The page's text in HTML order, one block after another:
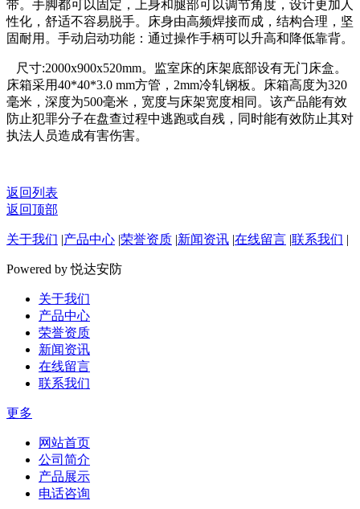
带。手脚都可以固定，上身和腿部可以调节角度，设计更加人
性化，舒适不容易脱手。床身由高频焊接而成，结构合理，坚
固耐用。手动启动功能：通过操作手柄可以升高和降低靠背。
尺寸:2000x900x520mm。监室床的床架底部设有无门床盒。
床箱采用40*40*3.0 mm方管，2mm冷轧钢板。床箱高度为320
毫米，深度为500毫米，宽度与床架宽度相同。该产品能有效
防止犯罪分子在盘查过程中逃跑或自残，同时能有效防止其对
执法人员造成有害伤害。
返回列表
返回顶部
关于我们 |产品中心 |荣誉资质 |新闻资讯 |在线留言 |联系我们 |
Powered by 悦达安防
关于我们
产品中心
荣誉资质
新闻资讯
在线留言
联系我们
更多
网站首页
公司简介
产品展示
电话咨询